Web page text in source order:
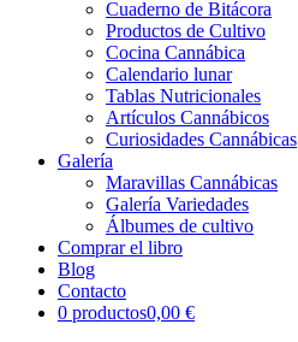
Cuaderno de Bitácora
Productos de Cultivo
Cocina Cannábica
Calendario lunar
Tablas Nutricionales
Artículos Cannábicos
Curiosidades Cannábicas
Galería
Maravillas Cannábicas
Galería Variedades
Álbumes de cultivo
Comprar el libro
Blog
Contacto
0 productos0,00 €